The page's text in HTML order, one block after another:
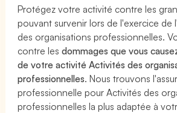
Protégez votre activité contre les
pouvant survenir lors de l'exercice de
des organisations professionnelles.
contre lesdommages que vous
de votre activité Activités des
professionnelles. Nous trouvons
professionnelle pour Activités des
professionnelles la plus adaptée à